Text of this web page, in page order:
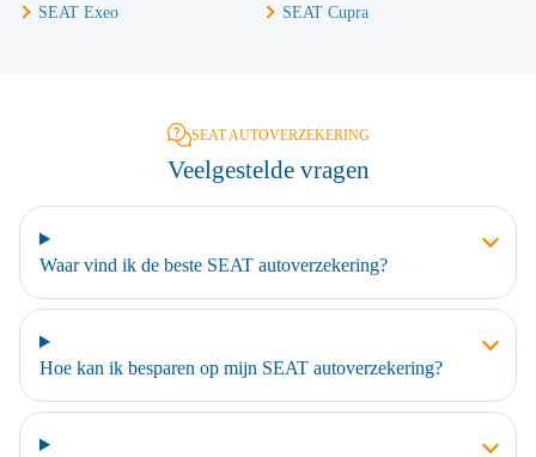
SEAT Exeo
SEAT Cupra
SEAT AUTOVERZEKERING
Veelgestelde vragen
Waar vind ik de beste SEAT autoverzekering?
Hoe kan ik besparen op mijn SEAT autoverzekering?